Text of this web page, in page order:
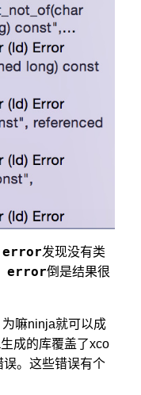
error发现没有类
error倒是结果很
嘛ninja就可以成
成的库覆盖了xco
。这些错误有个